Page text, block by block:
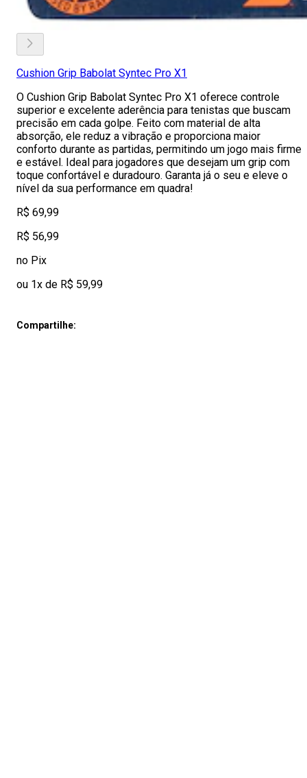
Cushion Grip Babolat Syntec Pro X1
O Cushion Grip Babolat Syntec Pro X1 oferece controle
superior e excelente aderência para tenistas que buscam
precisão em cada golpe. Feito com material de alta
absorção, ele reduz a vibração e proporciona maior
conforto durante as partidas, permitindo um jogo mais firme
e estável. Ideal para jogadores que desejam um grip com
toque confortável e duradouro. Garanta já o seu e eleve o
nível da sua performance em quadra!
R$ 69,99
R$ 56,99
no Pix
ou 1x de R$ 59,99
Compartilhe: